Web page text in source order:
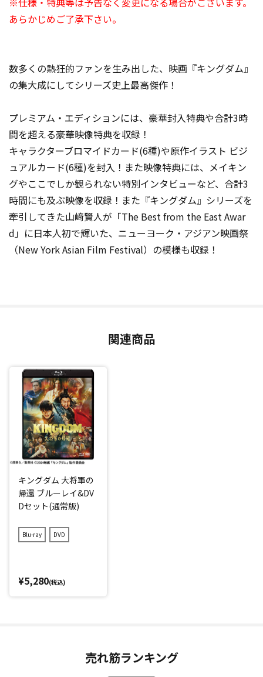
あらかじめご了承下さい。
数多くの熱狂的ファンを生み出した、映画『キングダム』
の集大成にしてシリーズ史上最高傑作！
プレミアム・エディションには、豪華封入特典や合計3時
間を超える豪華映像特典を収録！
キャラクターブロマイドカード(6種)や原作イラスト ビジ
ュアルカード(6種)を封入！また映像特典には、メイキン
グやここでしか観られない特別インタビューなど、合計3
時間にも及ぶ映像を収録！また『キングダム』シリーズを
牽引してきた山﨑賢人が「The Best from the East Awar
d」に日本人初で輝いた、ニューヨーク・アジアン映画祭
（New York Asian Film Festival）の模様も収録！
関連商品
キングダム 大将軍の
帰還 ブルーレイ&DV
Dセット(通常版)
Blu-ray DVD
¥5,280(税込)
売れ筋ランキング